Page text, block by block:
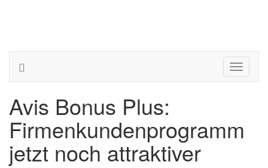
Toggle
Avis Bonus Plus:
Firmenkundenprogramm
jetzt noch attraktiver